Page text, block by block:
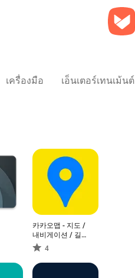
เครื่องมือ เอ็นเตอร์เทนเม้นต์
카카오맵 - 지도 /
내비게이션 / 길찾
기 / 친구위치
4